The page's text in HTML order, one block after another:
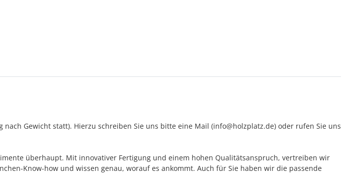
Gewicht statt). Hierzu schreiben Sie uns bitte eine Mail (info@holzplatz.de) oder rufen Sie uns
überhaupt. Mit innovativer Fertigung und einem hohen Qualitätsanspruch, vertreiben wir
Know-how und wissen genau, worauf es ankommt. Auch für Sie haben wir die passende